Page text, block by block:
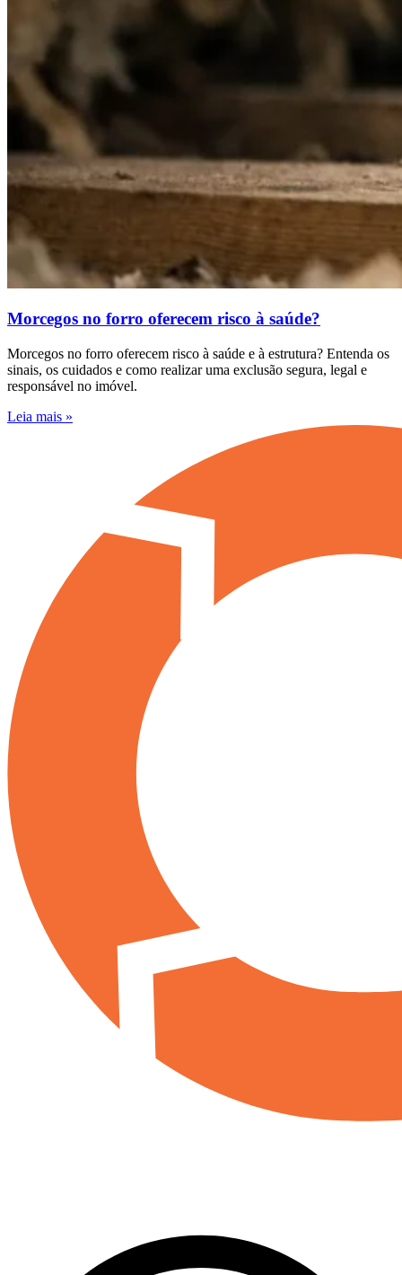
Morcegos no forro oferecem risco à saúde?
Morcegos no forro oferecem risco à saúde e à estrutura? Entenda os
sinais, os cuidados e como realizar uma exclusão segura, legal e
responsável no imóvel.
Leia mais »